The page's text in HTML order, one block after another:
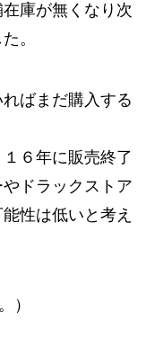
庫が無くなり次
。
ばまだ購入する
６年に販売終了
ドラックストア
性は低いと考え
）